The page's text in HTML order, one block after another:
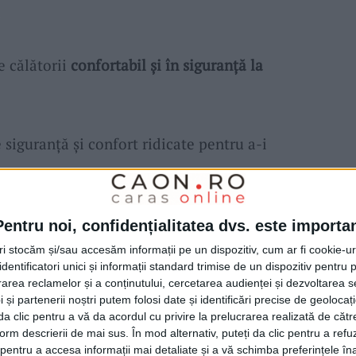
noi, confidențialitatea dvs. este
stocăm și/sau accesăm informații pe un dispozitiv, cum ar fi cookie-
unici și informații standard trimise de un dispozitiv pentru
reclamelor și a conținutului, cercetarea audienței și dezvoltarea
și partenerii noștri putem folosi date și identificări precise de
clic pentru a vă da acordul cu privire la prelucrarea realizată de
descrierii de mai sus. În mod alternativ, puteți da clic pentru a
a accesa informații mai detaliate și a vă schimba preferințele
călătorii confortabil și în siguranță la
siguranță și confort ridicate pentru a-i
de dedicare, seriozitate, pasiune și
acestuia sunt mai presus de orice!